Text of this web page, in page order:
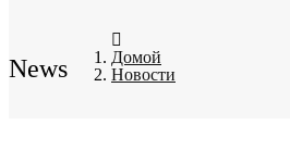
News
Домой
Новости